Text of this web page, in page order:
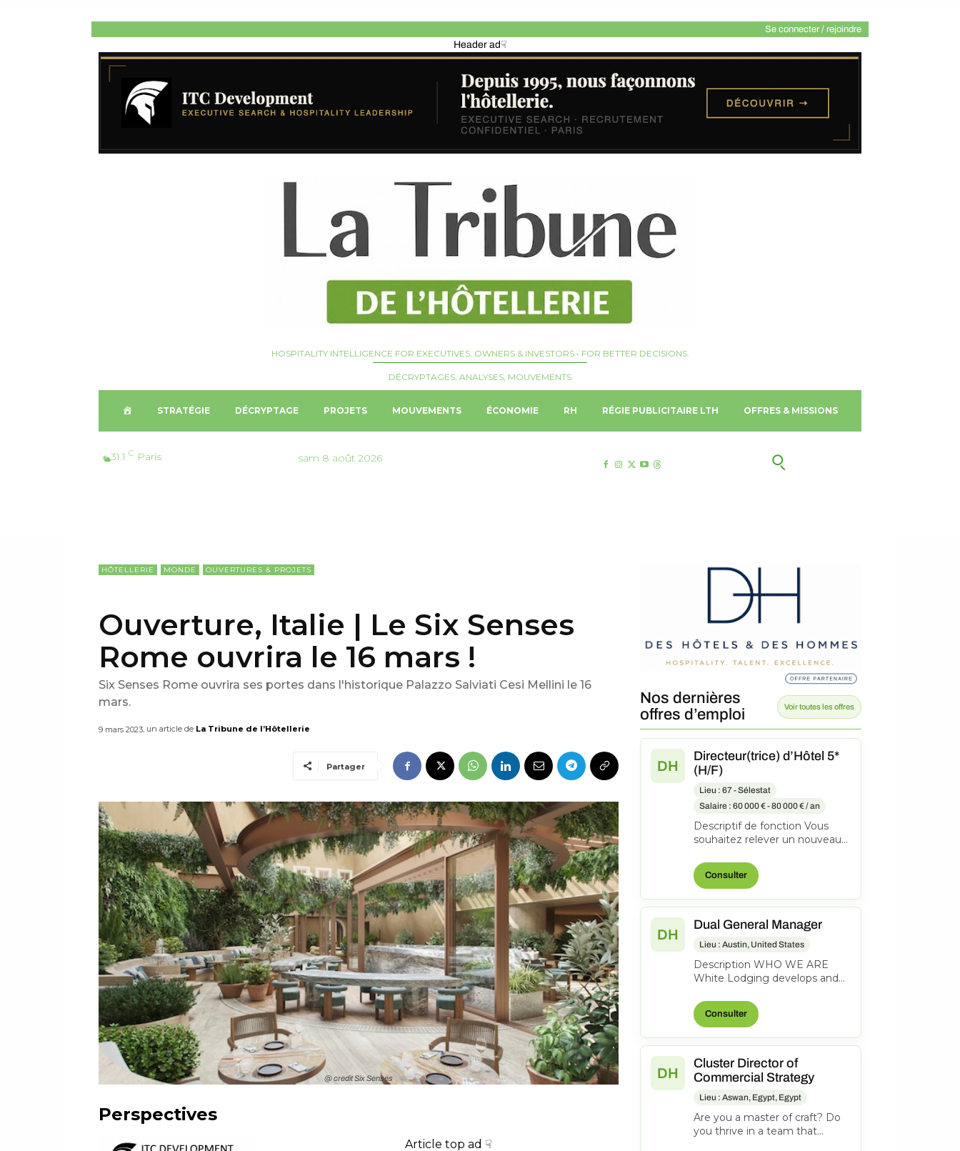
Se connecter / rejoindre
Header ad☟
HOSPITALITY INTELLIGENCE FOR EXECUTIVES, OWNERS & INVESTORS • FOR BETTER DECISIONS.
DÉCRYPTAGES, ANALYSES, MOUVEMENTS
STRATÉGIE DÉCRYPTAGE PROJETS MOUVEMENTS ÉCONOMIE RH RÉGIE PUBLICITAIRE LTH OFFRES & MISSIONS
31.1 C Paris sam 8 août 2026
HÔTELLERIE MONDE OUVERTURES & PROJETS
Ouverture, Italie | Le Six Senses
Rome ouvrira le 16 mars !
Six Senses Rome ouvrira ses portes dans l'historique Palazzo Salviati Cesi Mellini le 16
mars.
9 mars 2023, un article de La Tribune de l’Hôtellerie
Partager
@ credit Six Senses
Perspectives
Article top ad ☟
Nos dernières
offres d’emploi
Voir toutes les offres
DH
Directeur(trice) d’Hôtel 5*
(H/F)
Lieu : 67 - Sélestat
Salaire : 60 000 € - 80 000 € / an
Descriptif de fonction Vous
souhaitez relever un nouveau
haut de gamme ? Dans le
cadre de...
Consulter
DH
Dual General Manager
Lieu : Austin, United States
Description WHO WE ARE
White Lodging develops and
winning, premium-brand
hotels, roofto...
Consulter
DH
Cluster Director of
Commercial Strategy
Lieu : Aswan, Egypt, Egypt
Are you a master of craft? Do
you thrive in a team that